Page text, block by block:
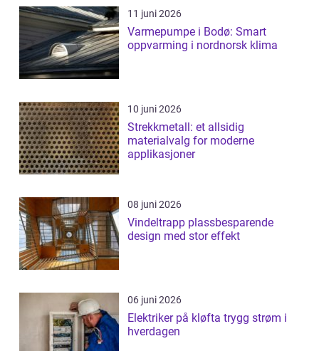
11 juni 2026
Varmepumpe i Bodø: Smart
oppvarming i nordnorsk klima
10 juni 2026
Strekkmetall: et allsidig
materialvalg for moderne
applikasjoner
08 juni 2026
Vindeltrapp plassbesparende
design med stor effekt
06 juni 2026
Elektriker på kløfta trygg strøm i
hverdagen